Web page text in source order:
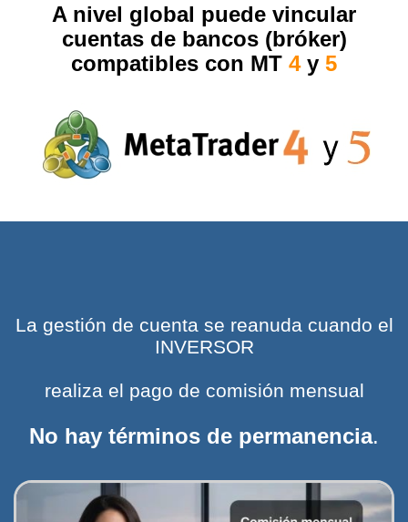
A nivel global puede vincular
cuentas de bancos (bróker)
compatibles con MT 4 y 5
La gestión de cuenta se reanuda cuando el
INVERSOR
realiza el pago de comisión mensual
No hay términos de permanencia.